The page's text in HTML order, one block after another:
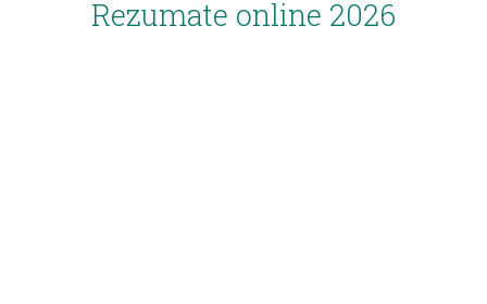
Rezumate online 2026